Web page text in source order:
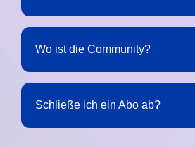
Wo ist die Community?
Schließe ich ein Abo ab?